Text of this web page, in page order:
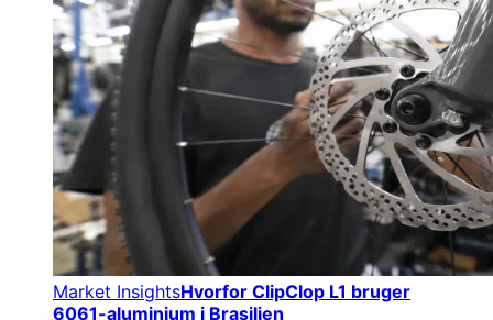
Market InsightsHvorfor ClipClop L1 bruger
6061-aluminium i Brasilien